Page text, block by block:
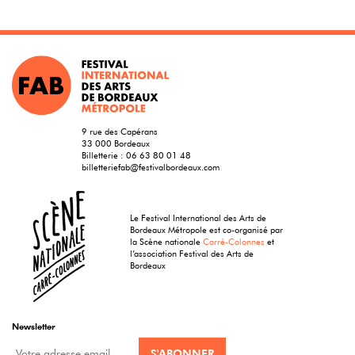
9 rue des Capérans
33 000 Bordeaux
Billetterie : 06 63 80 01 48
billetteriefab@festivalbordeaux.com
Le Festival International des Arts de
Bordeaux Métropole est co-organisé par
la Scène nationaleCarré-Colonnes et
l’association Festival des Arts de
Bordeaux
Newsletter